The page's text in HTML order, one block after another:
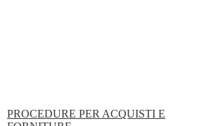
PROCEDURE PER ACQUISTI E